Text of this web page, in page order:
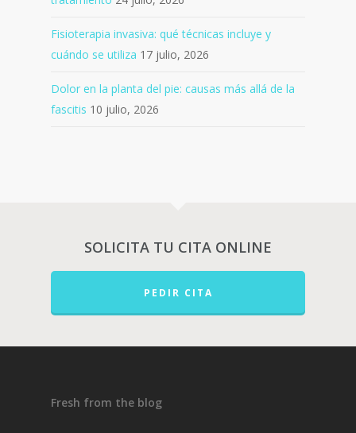
Fisioterapia invasiva: qué técnicas incluye y
cuándo se utiliza 17 julio, 2026
Dolor en la planta del pie: causas más allá de la
fascitis 10 julio, 2026
SOLICITA TU CITA ONLINE
PEDIR CITA
Fresh from the blog